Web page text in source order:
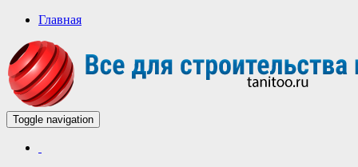
Главная
Строительный портал
Всё для строительства и ремонта
Toggle navigation